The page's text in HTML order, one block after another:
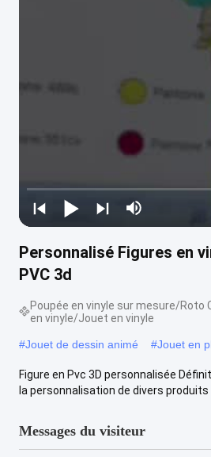
Personnalisé Figures en
PVC 3d
Poupée en vinyle sur mesure/Roto
en vinyle/Jouet en vinyle
#Jouet de dessin animé #Jouet en
Figure en Pvc 3D personnalisée
la personnalisation de divers produits
Messages du visiteur